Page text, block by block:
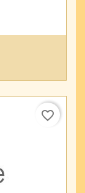
favorite_border